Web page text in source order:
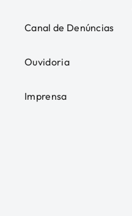
Canal de Denúncias
Ouvidoria
Imprensa